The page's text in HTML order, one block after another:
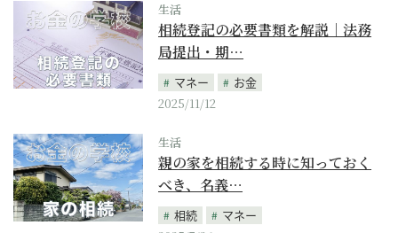
生活
相続登記の必要書類を解説｜法務
局提出・期…
マネー
お金
2025/11/12
生活
親の家を相続する時に知っておく
べき、名義…
相続
マネー